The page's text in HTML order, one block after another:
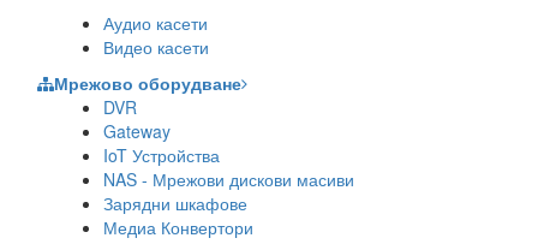
Аудио касети
Видео касети
Мрежово оборудване
DVR
Gateway
IoT Устройства
NAS - Мрежови дискови масиви
Зарядни шкафове
Медиа Конвертори